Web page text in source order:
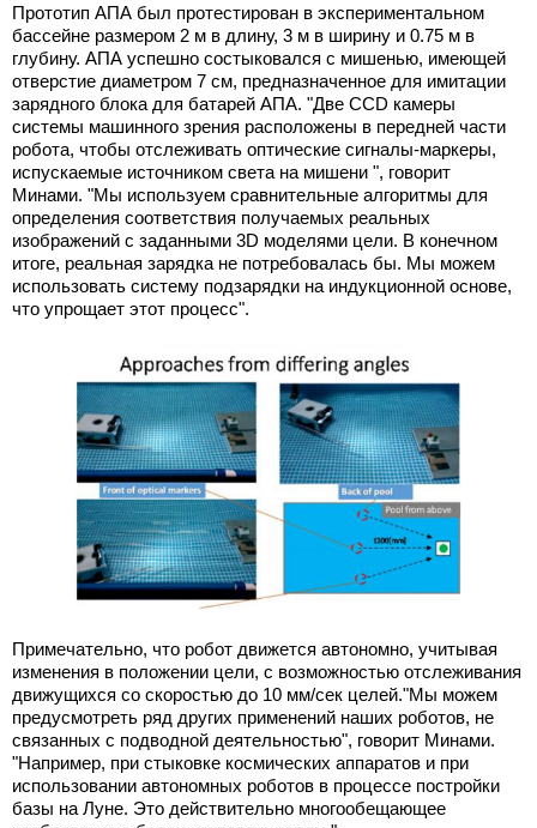
Прототип АПА был протестирован в экспериментальном
бассейне размером 2 м в длину, 3 м в ширину и 0.75 м в
глубину. АПА успешно состыковался с мишенью, имеющей
отверстие диаметром 7 см, предназначенное для имитации
зарядного блока для батарей АПА. "Две CCD камеры
системы машинного зрения расположены в передней части
робота, чтобы отслеживать оптические сигналы-маркеры,
испускаемые источником света на мишени ", говорит
Минами. "Мы используем сравнительные алгоритмы для
определения соответствия получаемых реальных
изображений с заданными 3D моделями цели. В конечном
итоге, реальная зарядка не потребовалась бы. Мы можем
использовать систему подзарядки на индукционной основе,
что упрощает этот процесс".
Примечательно, что робот движется автономно, учитывая
изменения в положении цели, с возможностью отслеживания
движущихся со скоростью до 10 мм/сек целей."Мы можем
предусмотреть ряд других применений наших роботов, не
связанных с подводной деятельностью", говорит Минами.
"Например, при стыковке космических аппаратов и при
использовании автономных роботов в процессе постройки
базы на Луне. Это действительно многообещающее